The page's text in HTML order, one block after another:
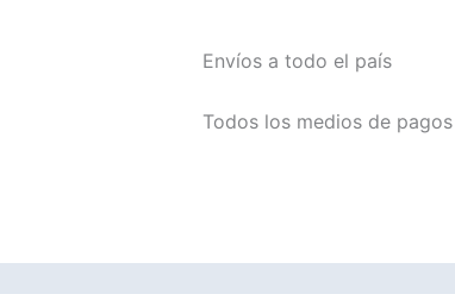
Envíos a todo el país
Todos los medios de pagos